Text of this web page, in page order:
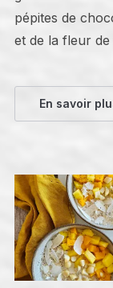
pépites de
et de la fleur de
En savoir